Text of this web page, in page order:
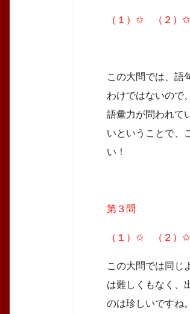
（１）✩ （２
この大問では、語
わけではないので
語彙力が問われて
いということで、
い！
第３問
（１）✩ （２
この大問では同じ
は難しくもなく、
のは珍しいですね